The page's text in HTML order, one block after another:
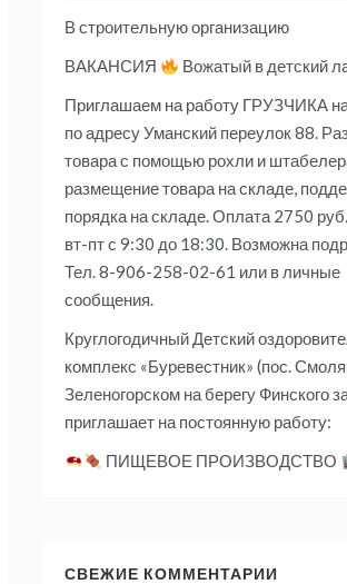
В строительную организацию
ВАКАНСИЯ
Вожатый в детский
Приглашаем на работу ГРУЗЧИКА
по адресу Уманский переулок 88.
товара с помощью рохли и
размещение товара на складе,
порядка на складе. Оплата 2750
вт-пт с 9:30 до 18:30. Возможна
Тел. 8-906-258-02-61 или в личные
сообщения.
Круглогодичный Детский
комплекс «Буревестник» (пос.
Зеленогорском на берегу Финского
приглашает на постоянную работу:
ПИЩЕВОЕ ПРОИЗВОДСТВО
СВЕЖИЕ КОММЕНТАРИИ